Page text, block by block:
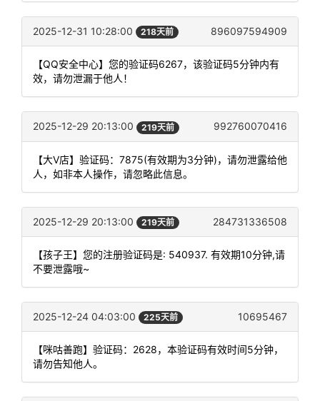
2025-12-31 10:28:00 218天前 896097594909
【QQ安全中心】您的验证码6267，该验证码5分钟内有
效，请勿泄漏于他人！
2025-12-29 20:13:00 219天前 992760070416
【大V店】验证码：7875(有效期为3分钟)，请勿泄露给他
人，如非本人操作，请忽略此信息。
2025-12-29 20:13:00 219天前 284731336508
【孩子王】您的注册验证码是: 540937. 有效期10分钟,请
不要泄露哦~
2025-12-24 04:03:00 225天前 10695467
【咪咕善跑】验证码：2628，本验证码有效时间5分钟，
请勿告知他人。